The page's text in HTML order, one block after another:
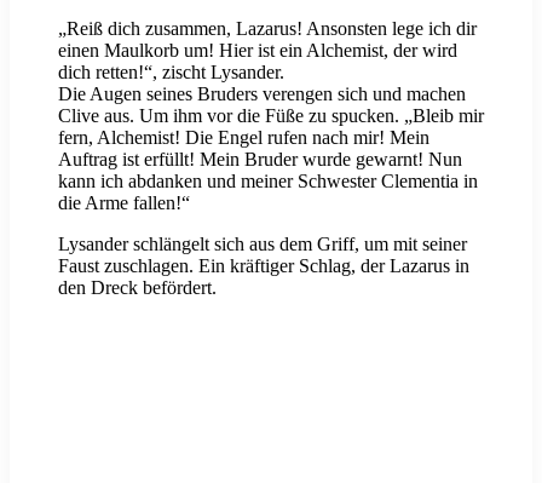
„Reiß dich zusammen, Lazarus! Ansonsten lege ich dir
einen Maulkorb um! Hier ist ein Alchemist, der wird
dich retten!“, zischt Lysander.
Die Augen seines Bruders verengen sich und machen
Clive aus. Um ihm vor die Füße zu spucken. „Bleib mir
fern, Alchemist! Die Engel rufen nach mir! Mein
Auftrag ist erfüllt! Mein Bruder wurde gewarnt! Nun
kann ich abdanken und meiner Schwester Clementia in
die Arme fallen!“
Lysander schlängelt sich aus dem Griff, um mit seiner
Faust zuschlagen. Ein kräftiger Schlag, der Lazarus in
den Dreck befördert.